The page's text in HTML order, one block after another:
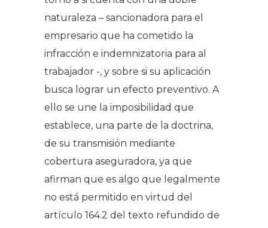
naturaleza – sancionadora para el
empresario que ha cometido la
infracción e indemnizatoria para al
trabajador -, y sobre si su aplicación
busca lograr un efecto preventivo. A
ello se une la imposibilidad que
establece, una parte de la doctrina,
de su transmisión mediante
cobertura aseguradora, ya que
afirman que es algo que legalmente
no está permitido en virtud del
artículo 164.2 del texto refundido de